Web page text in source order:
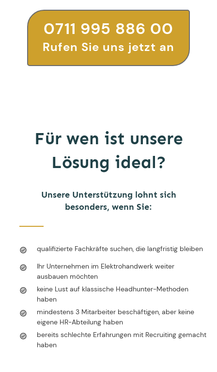
0711 995 886 00
Rufen Sie uns jetzt an
Für wen ist unsere
Lösung ideal?
Unsere Unterstützung lohnt sich
besonders, wenn Sie:
qualifizierte Fachkräfte suchen, die langfristig bleiben
Ihr Unternehmen im Elektrohandwerk weiter
ausbauen möchten
keine Lust auf klassische Headhunter-Methoden
haben
mindestens 3 Mitarbeiter beschäftigen, aber keine
eigene HR-Abteilung haben
bereits schlechte Erfahrungen mit Recruiting gemacht
haben